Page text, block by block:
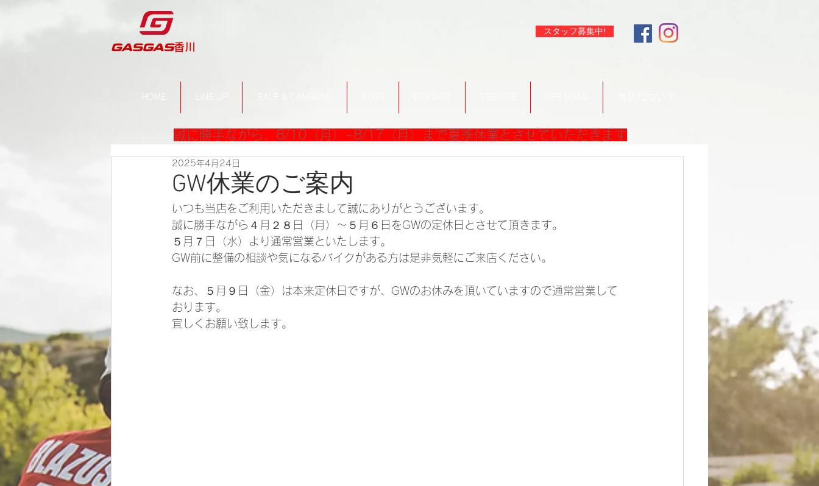
​香川
スタッフ募集中!
HOME
誠に勝手ながら、8/10（月）~8/17（月）まで夏季休業とさせていただきます
GW休業のご案内
2025年4月24日
いつも当店をご利用いただきまして誠にありがとうございます。
誠に勝手ながら４月２８日（月）～５月６日をGWの定休日とさせて頂きます。
５月７日（水）より通常営業といたします。
GW前に整備の相談や気になるバイクがある方は是非気軽にご来店ください。
なお、５月９日（金）は本来定休日ですが、GWのお休みを頂いていますので通常営業して
おります。
宜しくお願い致します。